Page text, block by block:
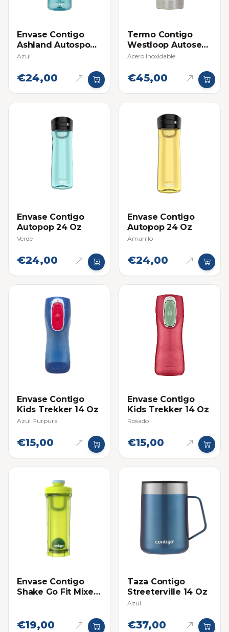
Envase Contigo
Ashland Autospout
24 Oz
Azul
€24,00
Termo Contigo
Westloop Autoseal
16 Oz
Acero Inoxidable
€45,00
Envase Contigo
Autopop 24 Oz
Verde
€24,00
Envase Contigo
Autopop 24 Oz
Amarillo
€24,00
Envase Contigo
Kids Trekker 14 Oz
Azul Purpura
€15,00
Envase Contigo
Kids Trekker 14 Oz
Rosado
€15,00
Envase Contigo
Shake Go Fit Mixer
€19,00
Taza Contigo
Streeterville 14 Oz
Azul
€37,00